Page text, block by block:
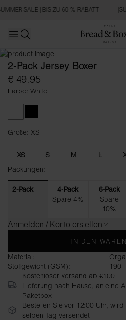
SALE | BIS ZU 60 % RABATT
Open main menu
2-Pack Jersey Boxer
€ 49.95
Farbe: White
Größe: XS
XS S M L
Packungen:
2-Pack 4-Pack
Spare 4%
6-Pack
Spare
10%
Anmelden / Konto erstellen
IN DEN
Material:
Stoffgewicht (GSM):
190
Kostenloser Versand ab €100
Lieferung nach Hause, an eine
Paketbox
Bestellen Sie vor 12:00 Uhr,
selben Tag versendet